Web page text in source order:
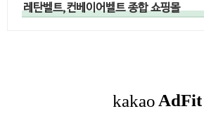
레탄벨트,컨베이어벨트 종합 쇼핑몰